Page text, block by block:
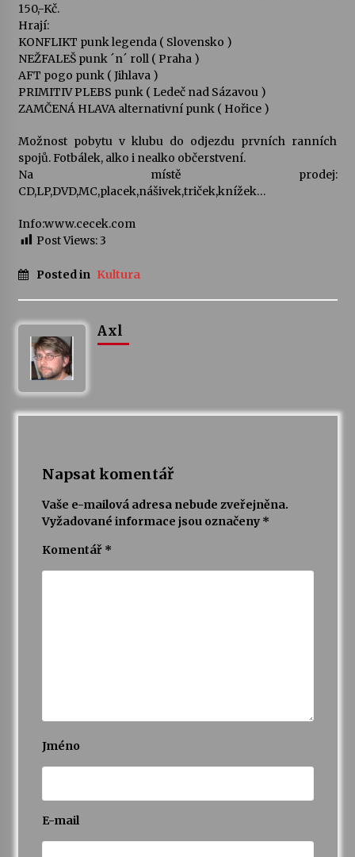
Ozvěny prázdnin
14. 7. 2026
Za kulturou kousek za Humpolec. V Želivě ožije
13. 7. 2026
Varhanní recitál Michala Novenka v Klášteře
Želiv
30. 6. 2026
150,-Kč.
Hrají:
KONFLIKT punk legenda ( Slovensko )
NEŽFALEŠ punk ´n´ roll ( Praha )
AFT pogo punk ( Jihlava )
PRIMITIV PLEBS punk ( Ledeč nad Sázavou )
ZAMČENÁ HLAVA alternativní punk ( Hořice )
Možnost pobytu v klubu do odjezdu prvních ranních
spojů. Fotbálek, alko i nealko občerstvení.
Na místě prodej:
CD,LP,DVD,MC,placek,nášivek,triček,knížek…
Info:www.cecek.com
Post Views:3
Posted in Kultura
Axl
Napsat komentář
Vaše e-mailová adresa nebude zveřejněna.
Vyžadované informace jsou označeny *
Komentář *
Jméno
E-mail